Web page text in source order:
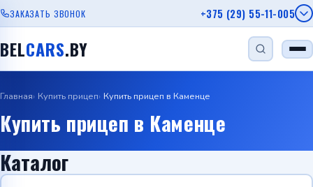
ЗАКАЗАТЬ ЗВОНОК +375 (29) 55-11-005
BELCARS.BY
Прицеп для дачи
Прицеп с бортом Автовозы
Главная Купить прицеп Купить прицеп в Каменце
Купить прицеп в Каменце
Каталог